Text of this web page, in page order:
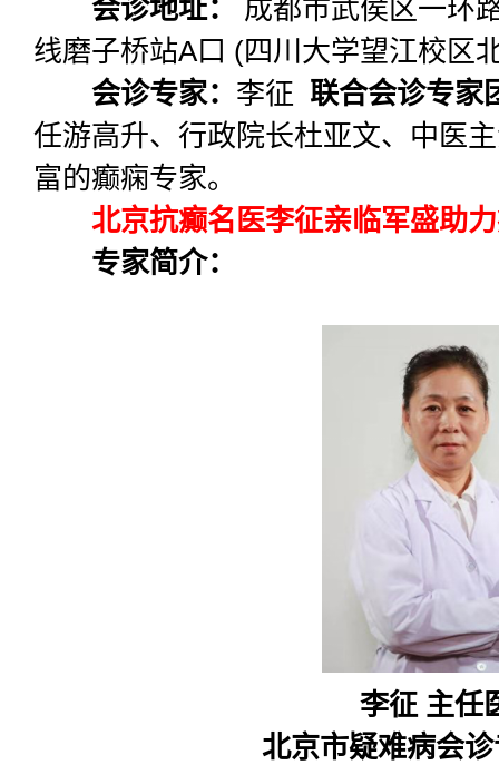
会诊地址： 成都市武侯区一环
线磨子桥站A口 (四川大学望江校区
会诊专家： 李征 联合会诊专家
任游高升、行政院长杜亚文、中医
富的癫痫专家。
北京抗癫名医李征亲临军盛助力
专家简介：
李征 主任
北京市疑难病会